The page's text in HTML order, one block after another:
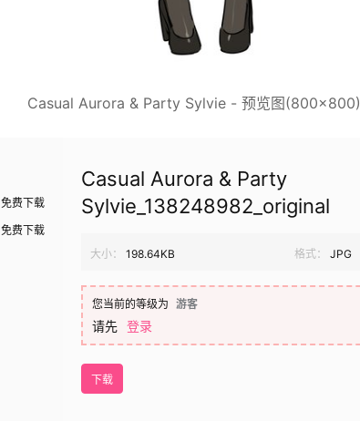
Casual Aurora & Party Sylvie - 预览图(800×800)
免费下载
免费下载
Casual Aurora & Party
Sylvie_138248982_original
大小： 198.64KB 格式： JPG
您当前的等级为 游客
请先 登录
下载